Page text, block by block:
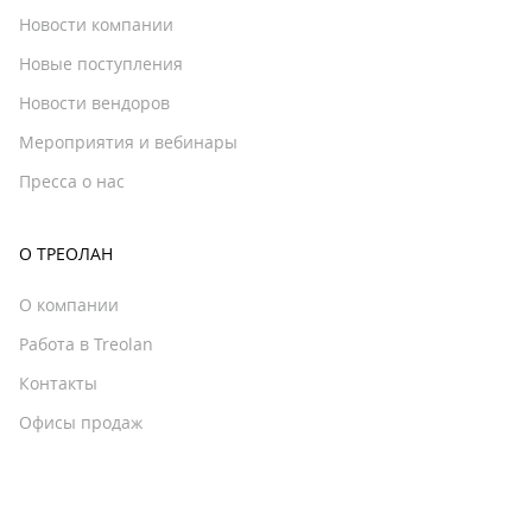
Новости компании
Новые поступления
Новости вендоров
Мероприятия и вебинары
Пресса о нас
О ТРЕОЛАН
О компании
Работа в Treolan
Контакты
Офисы продаж